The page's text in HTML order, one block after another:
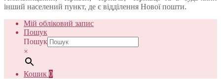
інший населений пункт, де є відділення Нової пошти.
Мій обліковий запис
Пошук
Пошук
×
Кошик 0